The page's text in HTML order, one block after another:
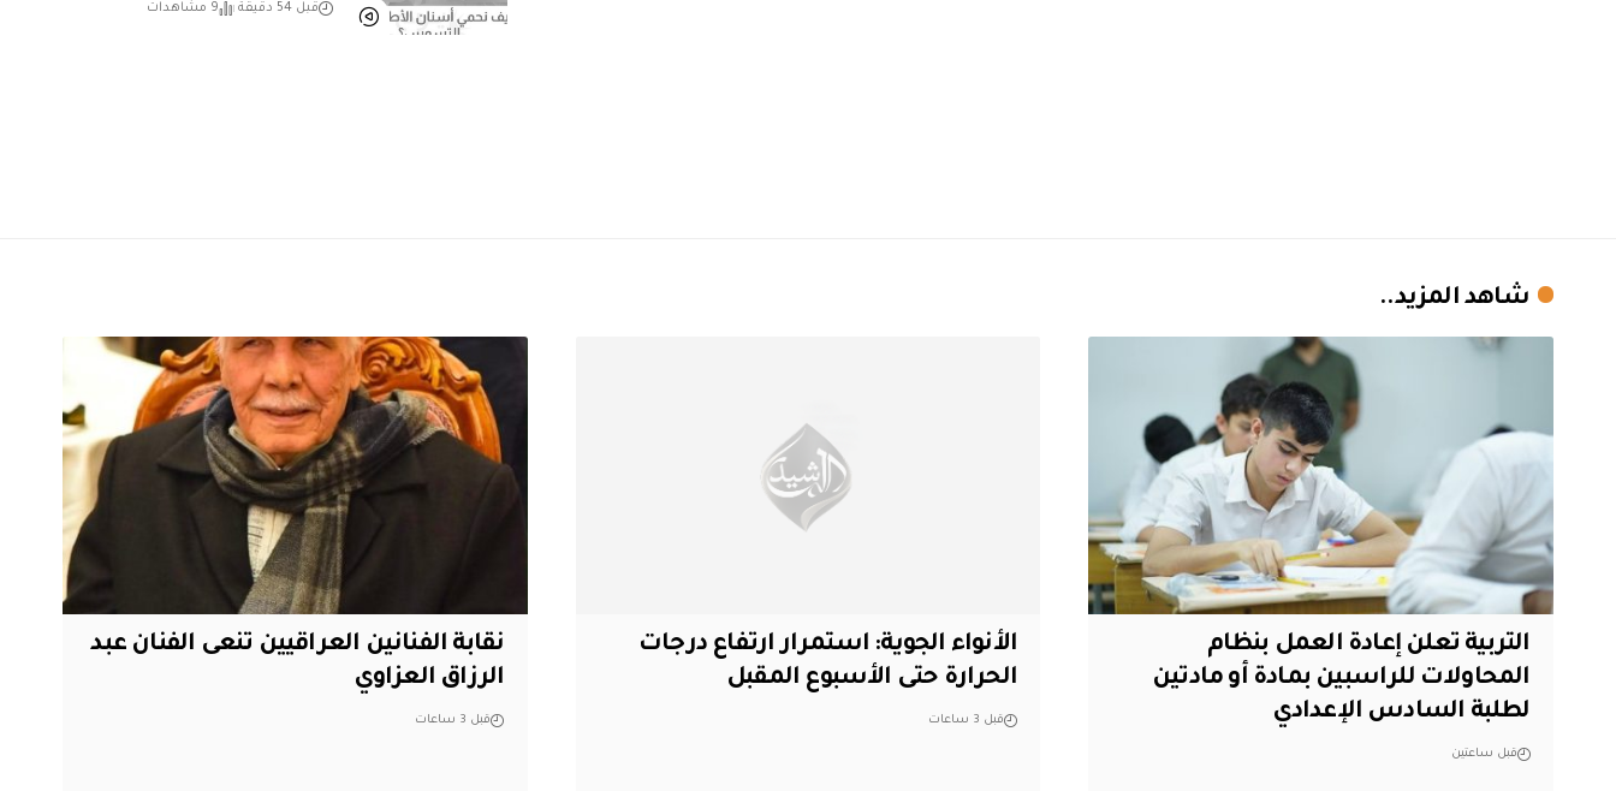
قبل 54 دقيقة 9 مشاهدات
شاهد المزيد..
التربية تعلن إعادة العمل بنظام
المحاولات للراسبين بمادة أو مادتين
لطلبة السادس الإعدادي
قبل ساعتين
الأنواء الجوية: استمرار ارتفاع درجات
الحرارة حتى الأسبوع المقبل
قبل 3 ساعات
نقابة الفنانين العراقيين تنعى الفنان عبد
الرزاق العزاوي
قبل 3 ساعات